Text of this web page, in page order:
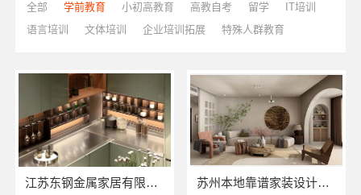
全部 学前教育 小初高教育 高教自考 留学
IT培训
语言培训
文体培训 企业培训拓展 特殊人群教育
江苏东钢金属家居有限公司厨餐厅新中式定制多少钱 苏州本地靠谱家装设计公司拎包入住选百年豪庭新材料有限公司